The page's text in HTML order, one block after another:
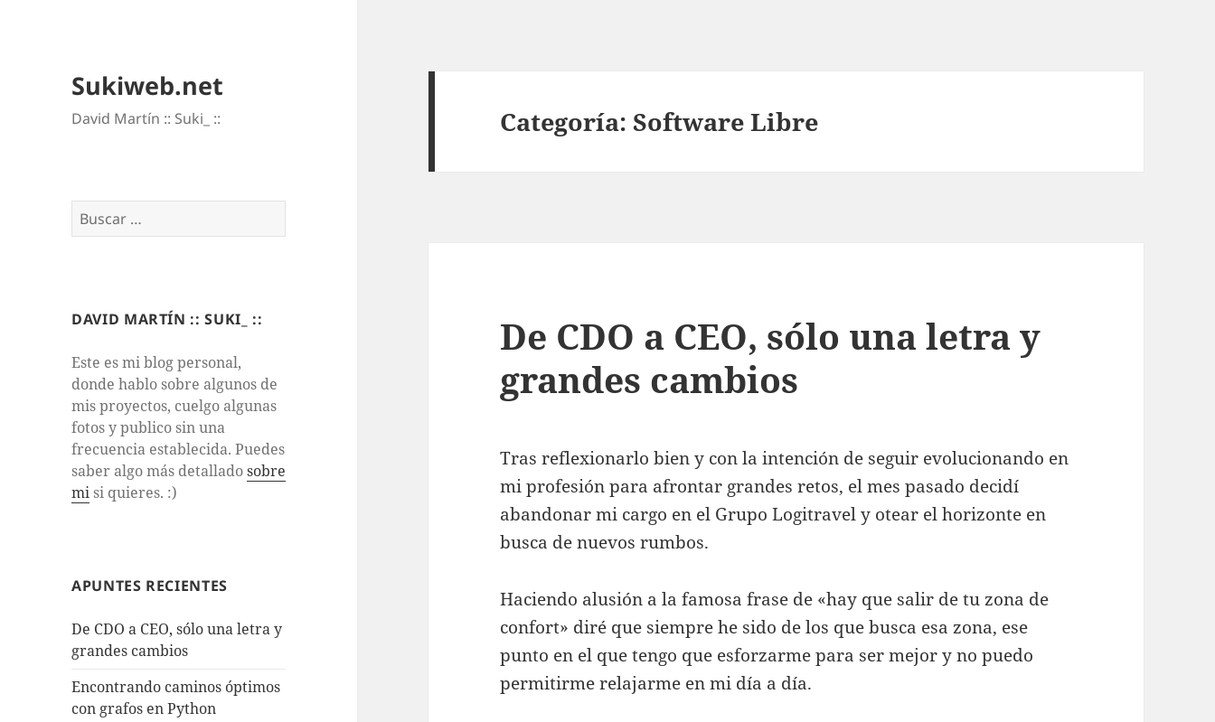
Sukiweb.net
David Martí­n :: Suki_ ::
Buscar:
DAVID MARTÍN :: SUKI_ ::
Este es mi blog personal,
donde hablo sobre algunos de
mis proyectos, cuelgo algunas
fotos y publico sin una
frecuencia establecida. Puedes
saber algo más detalladosobre
misi quieres. :)
APUNTES RECIENTES
De CDO a CEO, sólo una letra y
grandes cambios
Encontrando caminos óptimos
con grafos en Python
Categoría:Software Libre
De CDO a CEO, sólo una letra y
grandes cambios
Tras reflexionarlo bien y con la intención de seguir evolucionando en
mi profesión para afrontar grandes retos, el mes pasado decidí
abandonar mi cargo en el Grupo Logitravel y otear el horizonte en
busca de nuevos rumbos.
Haciendo alusión a la famosa frase de «hay que salir de tu zona de
confort» diré que siempre he sido de los que busca esa zona, ese
punto en el que tengo que esforzarme para ser mejor y no puedo
permitirme relajarme en mi día a día.